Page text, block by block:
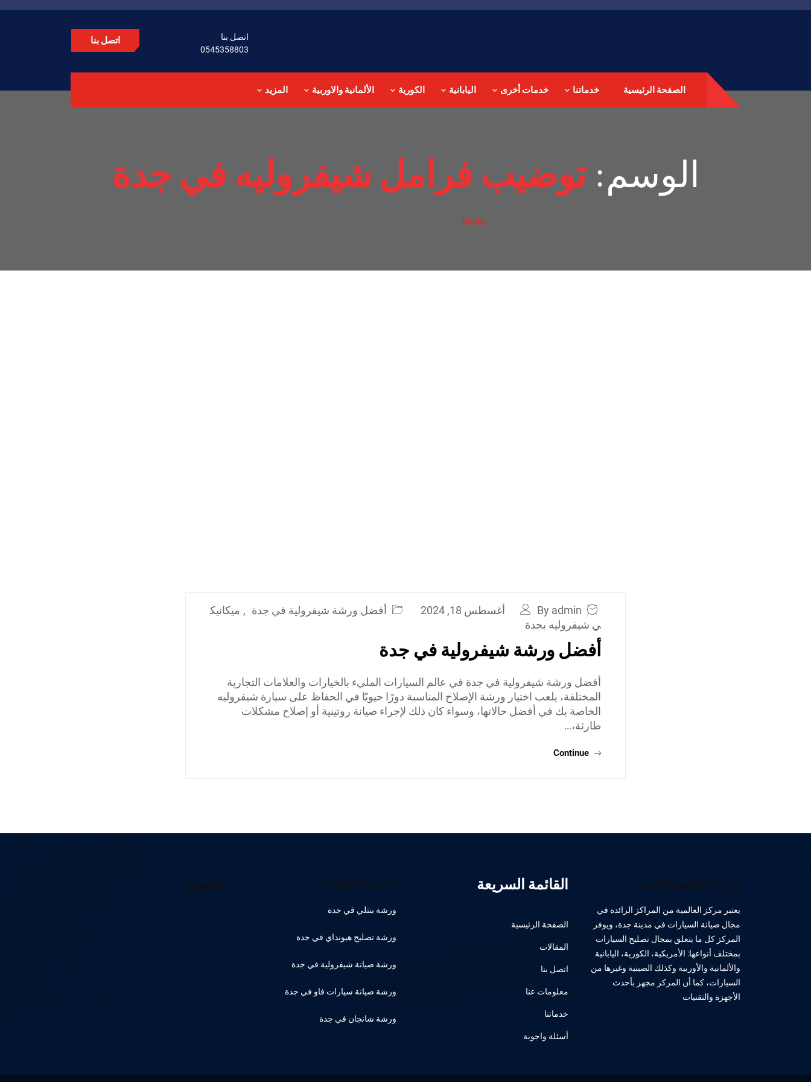
اتصل بنا
0545358803
اتصل بنا
الصفحة الرئيسية خدماتنا خدمات أخرى اليابانية الكورية الألمانية والاوربية المزيد
الوسم:توضيب فرامل شيفروليه في جدة
Home
By admin أغسطس 18, 2024 أفضل ورشة شيفرولية في جدة , ميكانيك
ي شيفروليه بجدة
أفضل ورشة شيفرولية في جدة
أفضل ورشة شيفرولية في جدة في عالم السيارات المليء بالخيارات والعلامات التجارية
المختلفة، يلعب اختيار ورشة الإصلاح المناسبة دورًا حيويًا في الحفاظ على سيارة شيفروليه
الخاصة بك في أفضل حالاتها، وسواء كان ذلك لإجراء صيانة روتينية أو إصلاح مشكلات
طارئة،…
Continue
مركز العالمية الحديث
يعتبر مركز العالمية من المراكز الرائدة في
مجال صيانة السيارات في مدينة جدة، ويوفر
المركز كل ما يتعلق بمجال تصليح السيارات
بمختلف أنواعها: الأمريكية، الكورية، اليابانية
والألمانية والأوربية وكذلك الصينية وغيرها من
السيارات، كما أن المركز مجهز بأحدث
الأجهزة والتقنيات
القائمة السريعة
الصفحة الرئيسية
المقالات
اتصل بنا
معلومات عنا
خدماتنا
أسئلة واجوبة
أحدث المقالات
ورشة بنتلي في جدة
ورشة تصليح هيونداي في جدة
ورشة صيانة شيفرولية في جدة
ورشة صيانة سيارات فاو في جدة
ورشة شانجان في جدة
العنوان